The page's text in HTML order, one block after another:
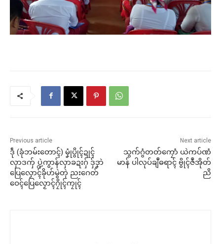
Previous article
ဒဵု (ခုံဘမ်းတောၚ်) မၞုံပွိုၚ်ဍုၚ်
လှာဒကှ် ပ္ဍဲကွာန်လှာခဍးဂှ် ဒှ်ဒၞာဲ
ပြေလၟောၚ်ခိုဟ်မွဲတုဲ ညးဂေတ်
ဝေၚ်ပြေလၟောၚ်ဂၠိုၚ်ကၠုၚ်
Next article
သွက်ဂွံတတ်ကၠောံ ယဲကပ်ဏံ
မာန် ပါလုပ်ချဳဓရာၚ် ဗွိုၚ်ဇဳအိုတ်
ညိ